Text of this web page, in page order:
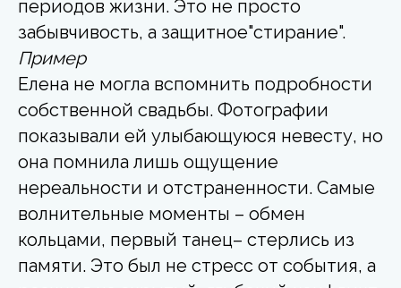
периодов жизни. Это не просто
забывчивость, а защитное"стирание".
Пример
Елена не могла вспомнить подробности
собственной свадьбы. Фотографии
показывали ей улыбающуюся невесту, но
она помнила лишь ощущение
нереальности и отстраненности. Самые
волнительные моменты – обмен
кольцами, первый танец– стерлись из
памяти. Это был не стресс от события, а